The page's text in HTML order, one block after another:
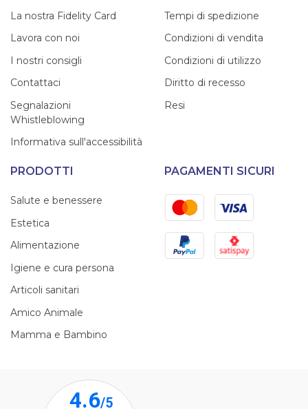
La nostra Fidelity Card
Lavora con noi
I nostri consigli
Contattaci
Segnalazioni
Whistleblowing
Informativa sull'accessibilità
Tempi di spedizione
Condizioni di vendita
Condizioni di utilizzo
Diritto di recesso
Resi
PRODOTTI
Salute e benessere
Estetica
Alimentazione
Igiene e cura persona
Articoli sanitari
Amico Animale
Mamma e Bambino
PAGAMENTI SICURI
MastercardVisa
PayPal Satispay